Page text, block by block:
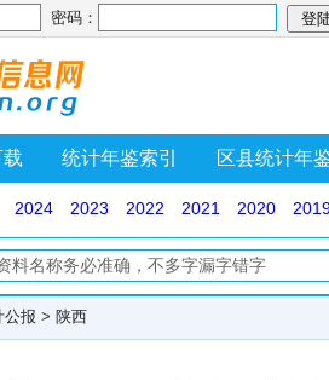
密码：
统计年鉴索引 区县统计年
2024 2023 2022 2021 2020
公报 > 陕西